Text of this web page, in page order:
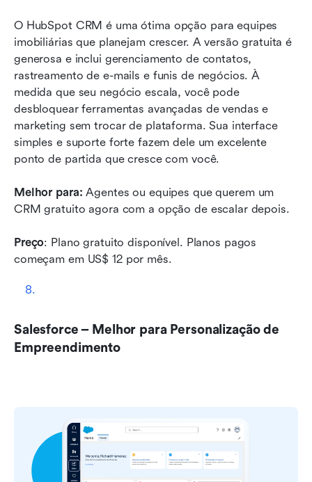
O HubSpot CRM é uma ótima opção para equipes
imobiliárias que planejam crescer. A versão gratuita é
generosa e inclui gerenciamento de contatos,
rastreamento de e-mails e funis de negócios. À
medida que seu negócio escala, você pode
desbloquear ferramentas avançadas de vendas e
marketing sem trocar de plataforma. Sua interface
simples e suporte forte fazem dele um excelente
ponto de partida que cresce com você.
Melhor para: Agentes ou equipes que querem um
CRM gratuito agora com a opção de escalar depois.
Preço: Plano gratuito disponível. Planos pagos
começam em US$ 12 por mês.
Salesforce – Melhor para Personalização de
Empreendimento